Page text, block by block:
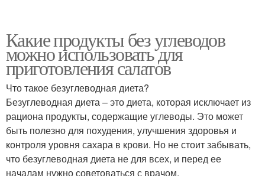
Какие продукты без углеводов
можно использовать для
приготовления салатов
Что такое безуглеводная диета?
Безуглеводная диета – это диета, которая исключает из
рациона продукты, содержащие углеводы. Это может
быть полезно для похудения, улучшения здоровья и
контроля уровня сахара в крови. Но не стоит забывать,
что безуглеводная диета не для всех, и перед ее
началам нужно советоваться с врачом.